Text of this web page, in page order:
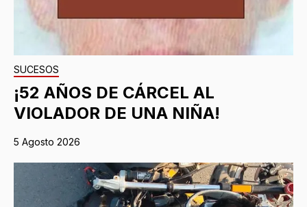
SUCESOS
¡52 AÑOS DE CÁRCEL AL
VIOLADOR DE UNA NIÑA!
5 Agosto 2026